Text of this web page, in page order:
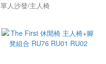
單人沙發/主人椅